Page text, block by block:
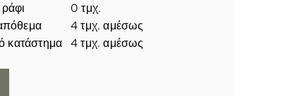
0 τμχ.
4 τμχ. αμέσως
κατάστημα 4 τμχ. αμέσως